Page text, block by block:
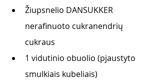
Žiupsnelio DANSUKKER
nerafinuoto cukranendrių
cukraus
1 vidutinio obuolio (pjaustyto
smulkiais kubeliais)